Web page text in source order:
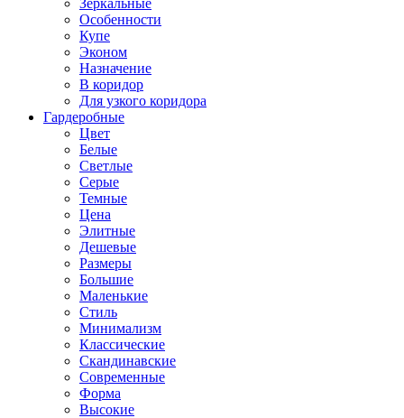
Зеркальные
Особенности
Купе
Эконом
Назначение
В коридор
Для узкого коридора
Гардеробные
Цвет
Белые
Светлые
Серые
Темные
Цена
Элитные
Дешевые
Размеры
Большие
Маленькие
Стиль
Минимализм
Классические
Скандинавские
Современные
Форма
Высокие